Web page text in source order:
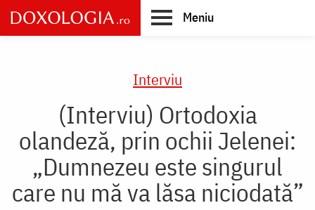
Skip
to
main
Meniu
Interviu
(Interviu) Ortodoxia
olandeză, prin ochii Jelenei:
„Dumnezeu este singurul
care nu mă va lăsa niciodată”